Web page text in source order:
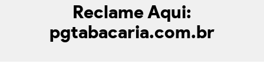
Reclame Aqui:
pgtabacaria.com.br